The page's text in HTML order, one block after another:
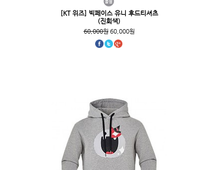
[KT 위즈] 빅페이스 유니 후드티셔츠
(진회색)
60,000원60,000원